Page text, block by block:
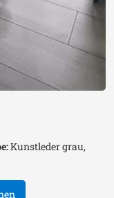
Kunstleder grau,